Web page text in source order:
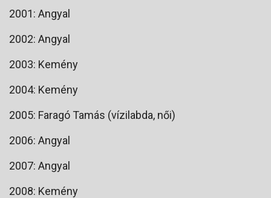
2001: Angyal
2002: Angyal
2003: Kemény
2004: Kemény
2005: Faragó Tamás (vízilabda, női)
2006: Angyal
2007: Angyal
2008: Kemény